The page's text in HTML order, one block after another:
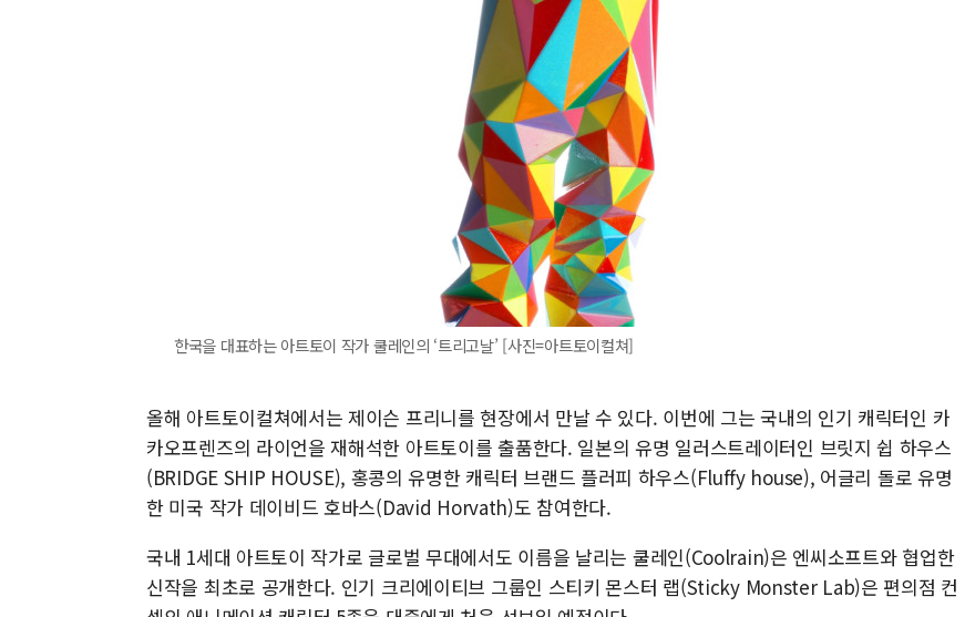
한국을 대표하는 아트토이 작가 쿨레인의 ‘트리고날’ [사진=아트토이컬쳐]
올해 아트토이컬쳐에서는 제이슨 프리니를 현장에서 만날 수 있다. 이번에 그는 국내의 인기 캐릭터인 카
카오프렌즈의 라이언을 재해석한 아트토이를 출품한다. 일본의 유명 일러스트레이터인 브릿지 쉽 하우스
(BRIDGE SHIP HOUSE), 홍콩의 유명한 캐릭터 브랜드 플러피 하우스(Fluffy house), 어글리 돌로 유명
한 미국 작가 데이비드 호바스(David Horvath)도 참여한다.
국내 1세대 아트토이 작가로 글로벌 무대에서도 이름을 날리는 쿨레인(Coolrain)은 엔씨소프트와 협업한
신작을 최초로 공개한다. 인기 크리에이티브 그룹인 스티키 몬스터 랩(Sticky Monster Lab)은 편의점 컨